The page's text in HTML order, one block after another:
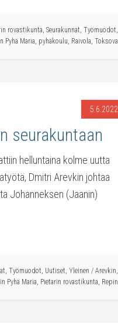
rovastikunta, Seurakunnat, Työmuodot,
Pyhä Maria, pyhäkoulu, Raivola, Toksova
5.6.2022
seurakuntaan
helluntaina kolme uutta
Dmitri Arevkin johtaa
Johanneksen (Jaanin)
, Työmuodot, Uutiset, Yleinen / Arevkin,
Pyhä Maria, Pietarin rovastikunta, Repin